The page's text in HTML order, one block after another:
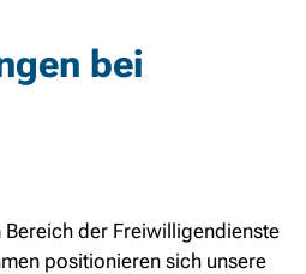
bei
der Freiwilligendienste
positionieren sich unsere